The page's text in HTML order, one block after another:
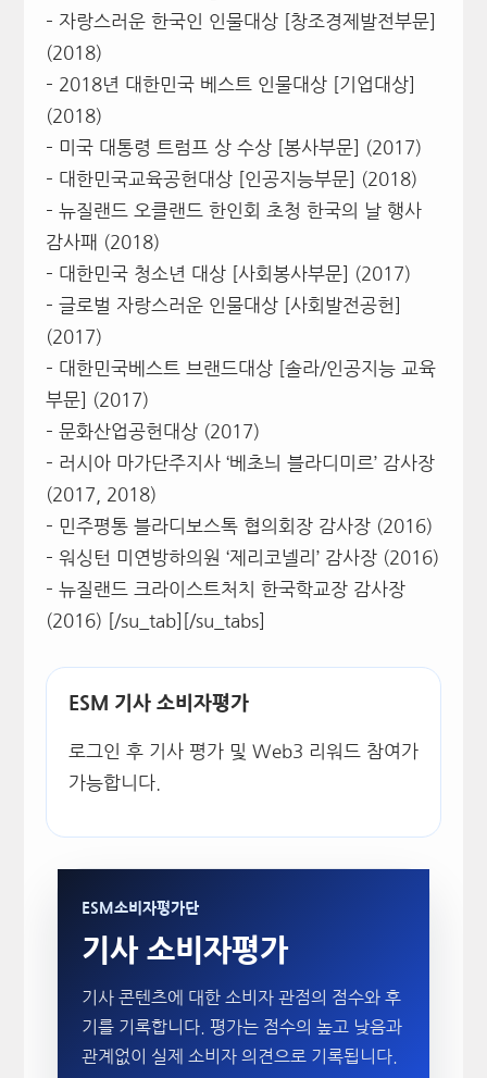
– 자랑스러운 한국인 인물대상 [창조경제발전부문]
(2018)
– 2018년 대한민국 베스트 인물대상 [기업대상]
(2018)
– 미국 대통령 트럼프 상 수상 [봉사부문] (2017)
– 대한민국교육공헌대상 [인공지능부문] (2018)
– 뉴질랜드 오클랜드 한인회 초청 한국의 날 행사
감사패 (2018)
– 대한민국 청소년 대상 [사회봉사부문] (2017)
– 글로벌 자랑스러운 인물대상 [사회발전공헌]
(2017)
– 대한민국베스트 브랜드대상 [솔라/인공지능 교육
부문] (2017)
– 문화산업공헌대상 (2017)
– 러시아 마가단주지사 ‘베초늬 블라디미르’ 감사장
(2017, 2018)
– 민주평통 블라디보스톡 협의회장 감사장 (2016)
– 워싱턴 미연방하의원 ‘제리코넬리’ 감사장 (2016)
– 뉴질랜드 크라이스트처치 한국학교장 감사장
(2016) [/su_tab][/su_tabs]
ESM 기사 소비자평가
로그인 후 기사 평가 및 Web3 리워드 참여가
가능합니다.
ESM소비자평가단
기사 소비자평가
기사 콘텐츠에 대한 소비자 관점의 점수와 후
기를 기록합니다. 평가는 점수의 높고 낮음과
관계없이 실제 소비자 의견으로 기록됩니다.